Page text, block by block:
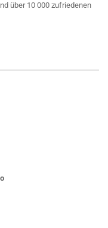
über 10 000 zufriedenen